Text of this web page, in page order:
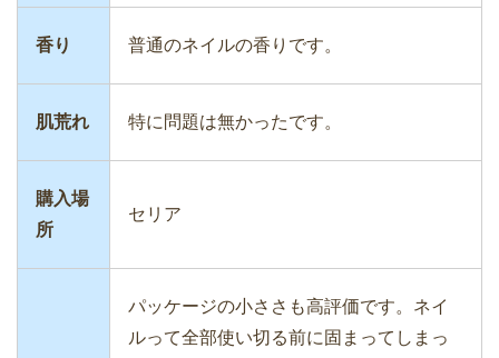
香り 普通のネイルの香りです。
肌荒れ 特に問題は無かったです。
購入場
所
セリア
パッケージの小ささも高評価です。ネイ
ルって全部使い切る前に固まってしまっ